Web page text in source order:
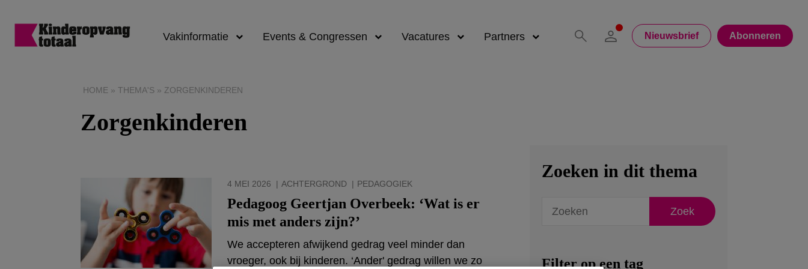
Vakinformatie Events & Congressen Vacatures Partners Nieuwsbrief Abonneren
HOME » THEMA'S » ZORGENKINDEREN
Zorgenkinderen
4 MEI 2026 ACHTERGROND PEDAGOGIEK
Pedagoog Geertjan Overbeek: ‘Wat is er
mis met anders zijn?’
We accepteren afwijkend gedrag veel minder dan
vroeger, ook bij kinderen. ‘Ander' gedrag willen we zo
Zoeken in dit thema
Zoek
Filter op een tag